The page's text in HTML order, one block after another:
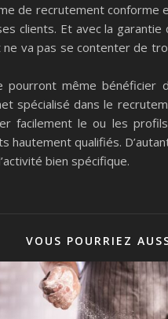
de recrutement conforme
clients. Et avec la
ne va pas se contenter de
pourront même
spécialisé dans le
facilement le ou les
qualifiés.
bien spécifique.
VOUS POURRIEZ